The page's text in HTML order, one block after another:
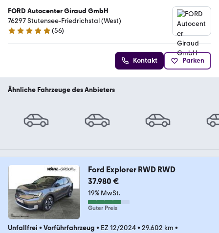
FORD Autocenter Giraud GmbH
76297 Stutensee-Friedrichstal (West)
5 Sterne
(56)
Kontakt Parken
Ähnliche Fahrzeuge des Anbieters
Ford Explorer RWD RWD
37.980 €
19% MwSt.
Guter Preis
Unfallfrei • Vorführfahrzeug • EZ 12/2024• 29.602 km •